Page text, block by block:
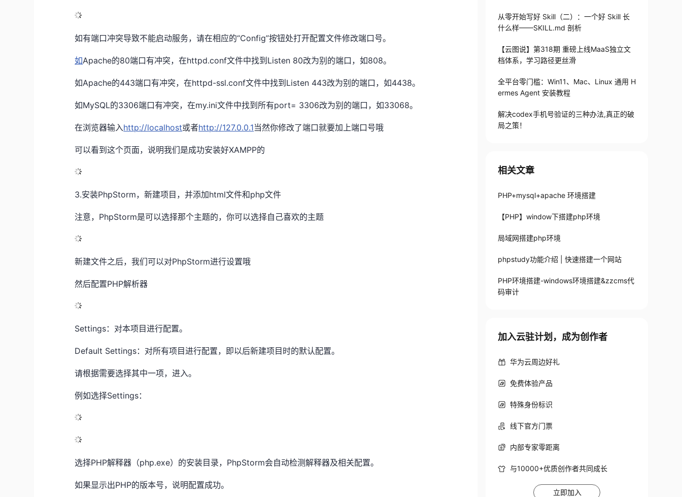
如有端口冲突导致不能启动服务，请在相应的“Config”按钮处打开配置文件修改端口号。
如Apache的80端口有冲突，在httpd.conf文件中找到Listen 80改为别的端口，如808。
如Apache的443端口有冲突，在httpd-ssl.conf文件中找到Listen 443改为别的端口，如4438。
如MySQL的3306端口有冲突，在my.ini文件中找到所有port= 3306改为别的端口，如33068。
在浏览器输入http://localhost或者http://127.0.0.1当然你修改了端口就要加上端口号哦
可以看到这个页面，说明我们是成功安装好XAMPP的
3.安装PhpStorm，新建项目，并添加html文件和php文件
注意，PhpStorm是可以选择那个主题的，你可以选择自己喜欢的主题
新建文件之后，我们可以对PhpStorm进行设置哦
然后配置PHP解析器
Settings：对本项目进行配置。
Default Settings：对所有项目进行配置，即以后新建项目时的默认配置。
请根据需要选择其中一项，进入。
例如选择Settings：
选择PHP解释器（php.exe）的安装目录，PhpStorm会自动检测解释器及相关配置。
如果显示出PHP的版本号，说明配置成功。
从零开始写好 Skill（二）：一个好 Skill 长
什么样——SKILL.md 剖析
【云图说】第318期 重磅上线MaaS独立文
档体系，学习路径更丝滑
全平台零门槛：Win11、Mac、Linux 通用 H
ermes Agent 安装教程
解决codex手机号验证的三种办法,真正的破
局之策！
相关文章
PHP+mysql+apache 环境搭建
【PHP】window下搭建php环境
局域网搭建php环境
phpstudy功能介绍 | 快速搭建一个网站
PHP环境搭建-windows环境搭建&zzcms代
码审计
加入云驻计划，成为创作者
华为云周边好礼
免费体验产品
特殊身份标识
线下官方门票
内部专家零距离
与10000+优质创作者共同成长
立即加入